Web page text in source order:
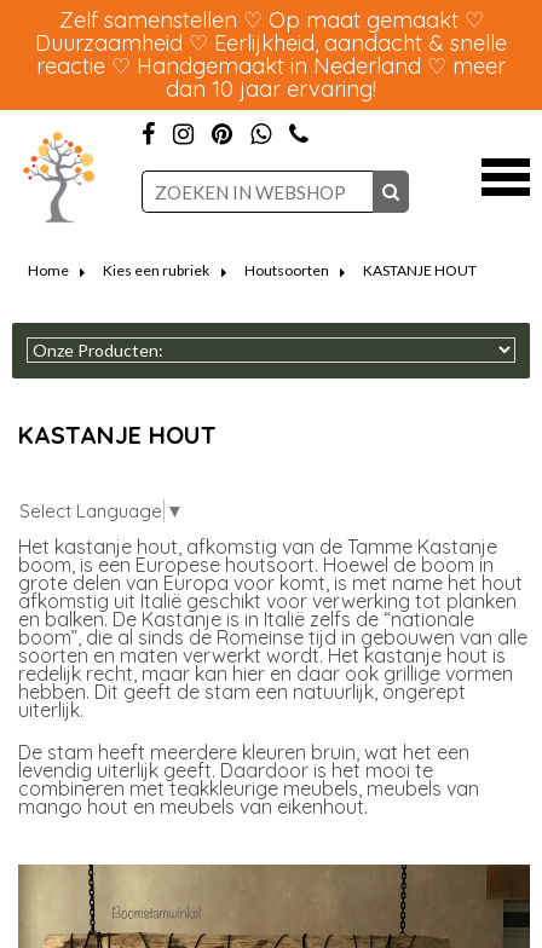
Zelf samenstellen ♡ Op maat gemaakt ♡
Duurzaamheid ♡ Eerlijkheid, aandacht & snelle
reactie ♡ Handgemaakt in Nederland ♡ meer
dan 10 jaar ervaring!
Home Kies een rubriek Houtsoorten KASTANJE HOUT
KASTANJE HOUT
Select Language ▼
Het kastanje hout, afkomstig van de Tamme Kastanje
boom, is een Europese houtsoort. Hoewel de boom in
grote delen van Europa voor komt, is met name het hout
afkomstig uit Italië geschikt voor verwerking tot planken
en balken. De Kastanje is in Italië zelfs de “nationale
boom”, die al sinds de Romeinse tijd in gebouwen van alle
soorten en maten verwerkt wordt. Het kastanje hout is
redelijk recht, maar kan hier en daar ook grillige vormen
hebben. Dit geeft de stam een natuurlijk, ongerept
uiterlijk.
De stam heeft meerdere kleuren bruin, wat het een
levendig uiterlijk geeft. Daardoor is het mooi te
combineren met teakkleurige meubels, meubels van
mango hout en meubels van eikenhout.